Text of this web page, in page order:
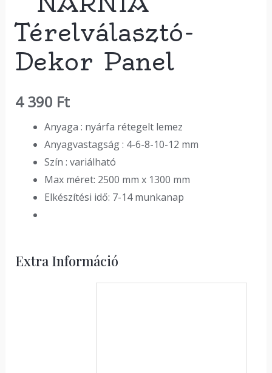
Térelválasztó-
Dekor Panel
4 390 Ft
Anyaga : nyárfa rétegelt lemez
Anyagvastagság : 4-6-8-10-12 mm
Szín : variálható
Max méret: 2500 mm x 1300 mm
Elkészítési idő: 7-14 munkanap
Extra Információ